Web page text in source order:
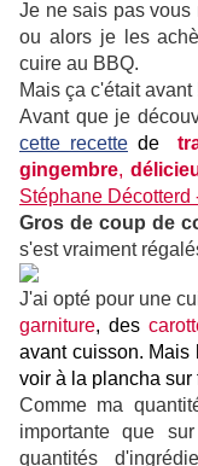
Je ne sais pas vous
ou alors je les
cuire au BBQ.
Mais ça c'était avant
Avant que je
cette recettede
gingembre,
Stéphane
Gros de coup de
s'est vraiment
J'ai opté pour une
garniture, des
avant cuisson. Mais
voir à la plancha sur
Comme ma
importante que
quantités